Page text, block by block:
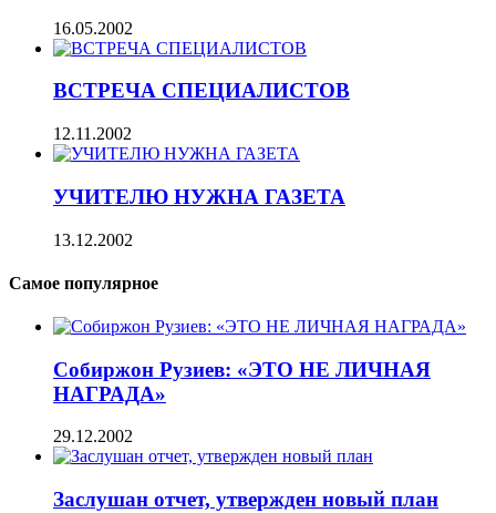
16.05.2002
ВСТРЕЧА СПЕЦИАЛИСТОВ
12.11.2002
УЧИТЕЛЮ НУЖНА ГАЗЕТА
13.12.2002
Самое популярное
Собиржон Рузиев: «ЭТО НЕ ЛИЧНАЯ
НАГРАДА»
29.12.2002
Заслушан отчет, утвержден новый план